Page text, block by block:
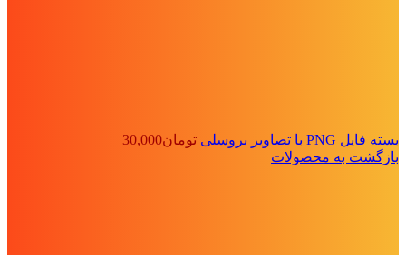
بسته فایل PNG با تصاویر بروسلی تومان30,000
بازگشت به محصولات